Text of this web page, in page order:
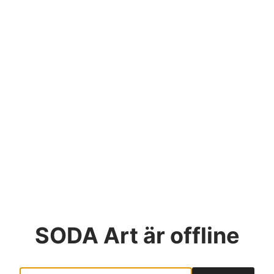
SODA Art är offline